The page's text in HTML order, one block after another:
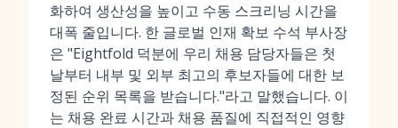
화하여 생산성을 높이고 수동 스크리닝 시간을
대폭 줄입니다. 한 글로벌 인재 확보 수석 부사장
은 "Eightfold 덕분에 우리 채용 담당자들은 첫
날부터 내부 및 외부 최고의 후보자들에 대한 보
정된 순위 목록을 받습니다."라고 말했습니다. 이
는 채용 완료 시간과 채용 품질에 직접적인 영향